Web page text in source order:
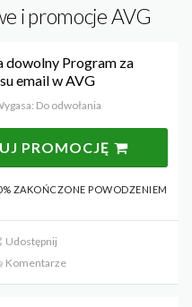
i promocje AVG
dowolny Program za
email w AVG
Do odwołania
PROMOCJĘ
ZAKOŃCZONE POWODZENIEM
Udostępnij
Komentarze